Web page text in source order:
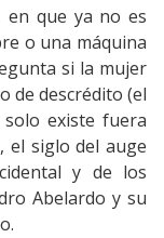
en que ya no es
o una máquina
si la mujer
de descrédito (el
existe fuera
el siglo del auge
y de los
Abelardo y su